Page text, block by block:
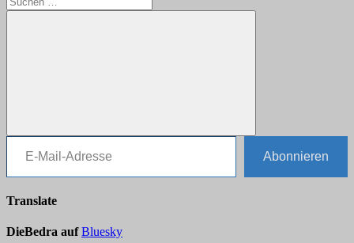
nach:
Suchen
E-Mail-Adresse
Abonnieren
Translate
DieBedra auf Bluesky